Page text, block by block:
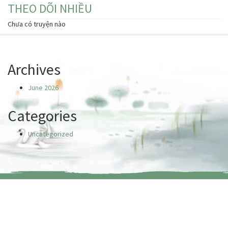
THEO DÕI NHIỀU
Chưa có truyện nào
Archives
June 2026
Categories
Uncategorized